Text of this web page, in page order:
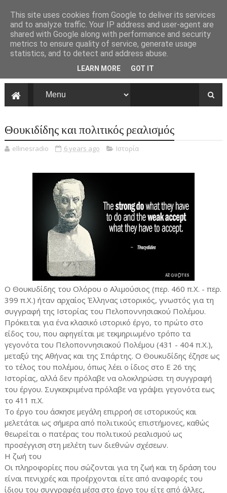
Θουκιδίδης και πολιτικός ρεαλισμός
ellinesradio 6 years ago Ιστορία
Ο Θουκυδίδης του Ολόρου ο Αλιμούσιος (περ. 460 π.Χ. - περ.
399 π.Χ.) ήταν αρχαίος Έλληνας ιστορικός, γνωστός για τη
συγγραφή της Ιστορίας του Πελοποννησιακού Πολέμου.
Πρόκειται για ένα κλασικό ιστορικό έργο, το πρώτο στο
είδος του, που αφηγείται με τεκμηριωμένο τρόπο τα
γεγονότα του Πελοποννησιακού Πολέμου (431 - 404 π.Χ.),
μεταξύ της Αθήνας και της Σπάρτης. Ο Θουκυδίδης έζησε ως
το τέλος του πολέμου, όπως λέει ο ίδιος στο Ε 26 της
Ιστορίας, αλλά δεν πρόλαβε να ολοκληρώσει τη συγγραφή
του έργου. Συγκεκριμένα πρόλαβε να γράψει γεγονότα εως
το 411 π.Χ.
Το έργο του άσκησε μεγάλη επιρροή σε ιστορικούς και
μελετάται ως σήμερα από πολιτικούς επιστήμονες, καθώς
θεωρείται ο πατέρας του πολιτικού ρεαλισμού ως
προσέγγιση στη μελέτη των διεθνών σχέσεων.
Η ζωή του
Οι πληροφορίες που σώζονται για τη ζωή και τη δράση του
είναι πενιχρές και προέρχονται είτε από αναφορές του
ίδιου του συγγραφέα μέσα στο έργο του είτε από άλλες,
This site uses cookies from Google to deliver its services
and to analyze traffic. Your IP address and user-agent are
shared with Google along with performance and security
metrics to ensure quality of service, generate usage
statistics, and to detect and address abuse.
LEARN MORE GOT IT